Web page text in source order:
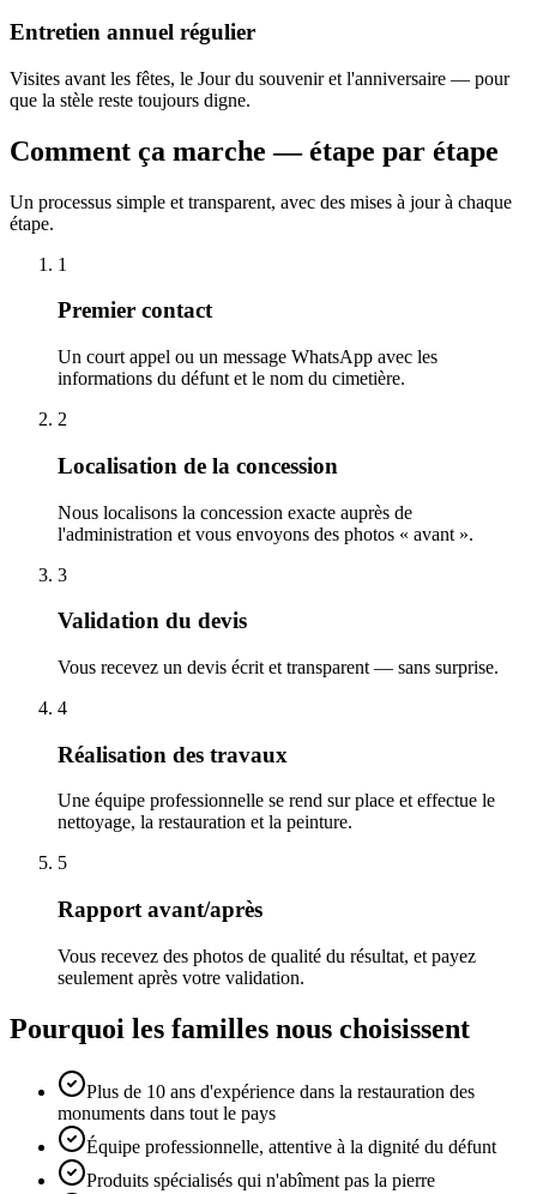
Entretien annuel régulier
Visites avant les fêtes, le Jour du souvenir et l'anniversaire — pour
que la stèle reste toujours digne.
Comment ça marche — étape par étape
Un processus simple et transparent, avec des mises à jour à chaque
étape.
1
Premier contact
Un court appel ou un message WhatsApp avec les
informations du défunt et le nom du cimetière.
2
Localisation de la concession
Nous localisons la concession exacte auprès de
l'administration et vous envoyons des photos « avant ».
3
Validation du devis
Vous recevez un devis écrit et transparent — sans surprise.
4
Réalisation des travaux
Une équipe professionnelle se rend sur place et effectue le
nettoyage, la restauration et la peinture.
5
Rapport avant/après
Vous recevez des photos de qualité du résultat, et payez
seulement après votre validation.
Pourquoi les familles nous choisissent
Plus de 10 ans d'expérience dans la restauration des
monuments dans tout le pays
Équipe professionnelle, attentive à la dignité du défunt
Produits spécialisés qui n'abîment pas la pierre